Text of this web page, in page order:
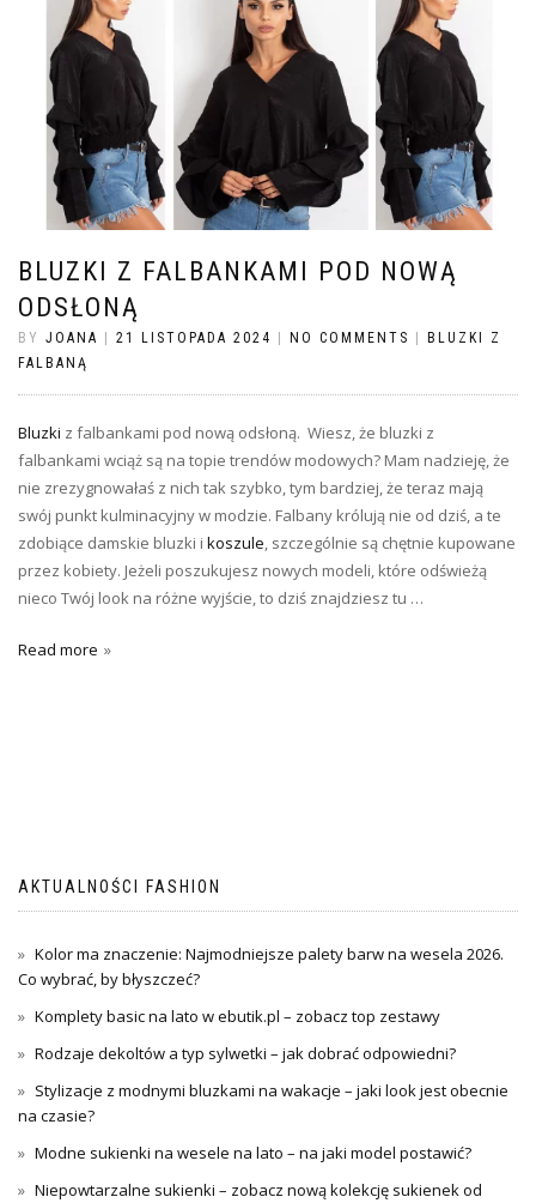
BLUZKI Z FALBANKAMI POD NOWĄ
ODSŁONĄ
BY JOANA | 21 LISTOPADA 2024 | NO COMMENTS | BLUZKI Z
FALBANĄ
Bluzki z falbankami pod nową odsłoną. Wiesz, że bluzki z
falbankami wciąż są na topie trendów modowych? Mam nadzieję, że
nie zrezygnowałaś z nich tak szybko, tym bardziej, że teraz mają
swój punkt kulminacyjny w modzie. Falbany królują nie od dziś, a te
zdobiące damskie bluzki i koszule, szczególnie są chętnie kupowane
przez kobiety. Jeżeli poszukujesz nowych modeli, które odświeżą
nieco Twój look na różne wyjście, to dziś znajdziesz tu …
Read more
AKTUALNOŚCI FASHION
Kolor ma znaczenie: Najmodniejsze palety barw na wesela 2026.
Co wybrać, by błyszczeć?
Komplety basic na lato w ebutik.pl – zobacz top zestawy
Rodzaje dekoltów a typ sylwetki – jak dobrać odpowiedni?
Stylizacje z modnymi bluzkami na wakacje – jaki look jest obecnie
na czasie?
Modne sukienki na wesele na lato – na jaki model postawić?
Niepowtarzalne sukienki – zobacz nową kolekcję sukienek od